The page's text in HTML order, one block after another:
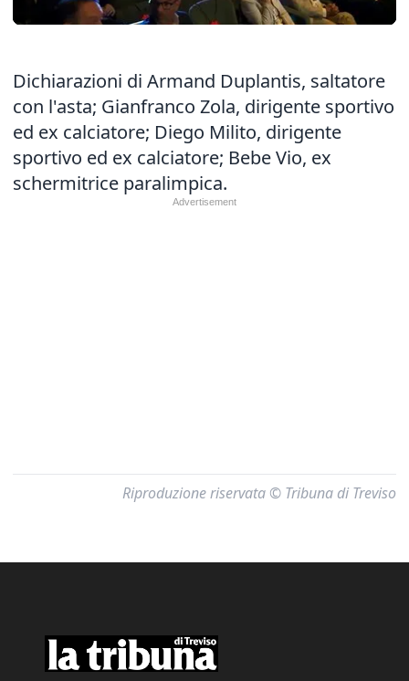
Dichiarazioni di Armand Duplantis, saltatore
con l'asta; Gianfranco Zola, dirigente sportivo
ed ex calciatore; Diego Milito, dirigente
sportivo ed ex calciatore; Bebe Vio, ex
schermitrice paralimpica.
Riproduzione riservata © Tribuna di Treviso